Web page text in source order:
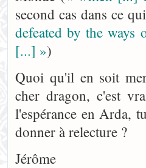
second cas dans ce
defeated by the
[...] »)
Quoi qu'il en soit
cher dragon, c'est
l'espérance en Arda,
donner à relecture ?
Jérôme